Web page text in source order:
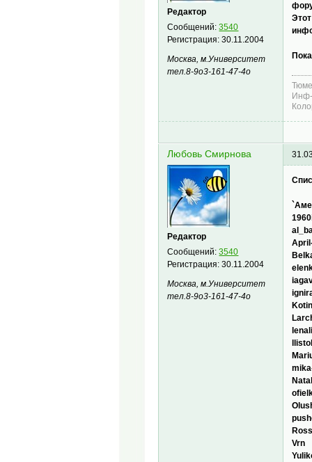
Редактор
Сообщений:3540
Регистрация:30.11.2004
Москва, м.Университет
тел.8-9о3-161-47-4о
Любовь Смирнова
Редактор
Сообщений:3540
Регистрация:30.11.2004
Москва, м.Университет
тел.8-9о3-161-47-4о
Vrn